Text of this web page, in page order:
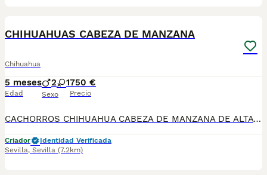
CHIHUAHUAS CABEZA DE MANZANA
Chihuahua
5 meses
Edad
2 1
Sexo
750 €
Precio
CACHORROS CHIHUAHUA CABEZA DE MANZANA DE ALTA CALIDAD 🐶✨ DISPONIBLES PRECIOSOS CACHORROS DE CHIHUAHUA CABEZA DE MANZANA, DE ALTA CALIDAD. MADRE LÍNEA RUSA PADRE LÍNEA RUSA Y THAILANDESA, DESTACANDO POR SU EXCELENTE MORFOLOGÍA, BONITA CABEZA DE MANZANA, BUEN HUESO Y EXCELENTE CARÁCTER. CACHORROS CRIADOS CON MUCHA DEDICACIÓN, MUY BIEN SOCIALIZADOS Y ACOSTUMBRADOS AL AMBIENTE FAMILIAR. IDEALES PARA PERSONAS QUE BUSCAN CALIDAD EN LA RAZA. SE ENTREGAN CON: ✔ CARTILLA SANITARIA ✔ CICLO DE VACUNACIÓN SEGÚN EDAD ✔ DESPARASITACIONES INTERNAS Y EXTERNAS ✔ MICROCHIP ✔ PASAPORTE PASAPORTE PUESTO A NOMBRE DEL NUEVO PROPIETARIO (dependiendo ubicacion) 📞 PARA MÁS INFORMACIÓN, FOTOS O RESERVAS CONTACTAR SIN COMPROMISO. 🐾 INSTAGRAN: LATIDOS DEL SUR CON AMOR ❤️ FACEBOOK Y TIKTOK 👆👆 TELEFONO:692918573
Criador
Identidad Verificada
Sevilla, Sevilla (7.2km)